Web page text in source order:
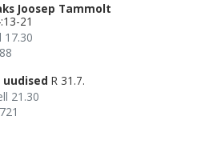
Joosep Tammolt
21
17.30
uudised R 31.7.
21.30